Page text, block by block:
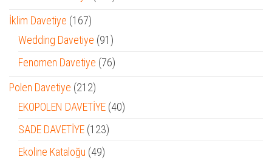
İklim Davetiye 167167
ürün
Wedding Davetiye 9191
ürün
Fenomen Davetiye 7676
Polen Davetiye 212212
ürün
EKOPOLEN DAVETİYE 4040
SADE DAVETİYE 123123
Ekoline Kataloğu 4949